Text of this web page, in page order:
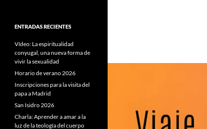
ENTRADAS RECIENTES
Vídeo: La espiritualidad
conyugal, una nueva forma de
vivir la sexualidad
Horario de verano 2026
Inscripciones para la visita del
papa a Madrid
San Isidro 2026
Charla: Aprender a amar a la
luz de la teología del cuerpo